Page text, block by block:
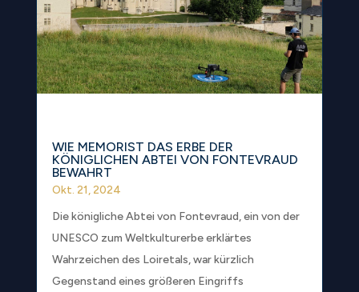
WIE MEMORIST DAS ERBE DER
KÖNIGLICHEN ABTEI VON FONTEVRAUD
BEWAHRT
Okt. 21, 2024
Die königliche Abtei von Fontevraud, ein von der
UNESCO zum Weltkulturerbe erklärtes
Wahrzeichen des Loiretals, war kürzlich
Gegenstand eines größeren Eingriffs